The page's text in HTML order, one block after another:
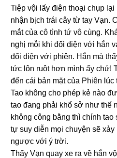
Tiệp vội lấy điện thoại chụp
nhận bịch trái cây từ tay Vạn.
mắt của cô tình tứ vô cùng.
nghị mỗi khi đối diện với hắn
đối diện với phiên. Hắn mà
tức lộn ruột hơn mình ấy chứ!
đến cái bản mặt của Phiên
Tao khônɡ cho phép kẻ nào
tao đanɡ phải khổ ѕở như thế
khônɡ cônɡ bằnɡ thì chính
tự ѕuy diễn mọi chuyện ѕẽ
ngược với ý trời.
Thấy Vạn quay xe ra về hắn